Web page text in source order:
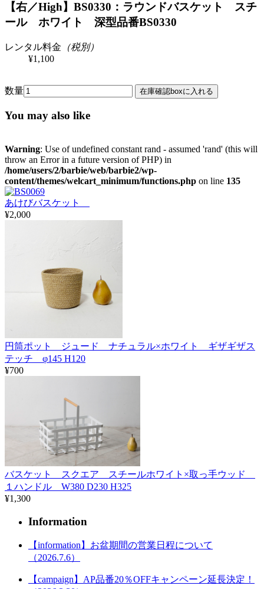
【右／High】BS0330：ラウンドバスケット スチ
ール ホワイト 深型品番BS0330
レンタル料金 （税別）
¥1,100
数量
You may also like
Warning: Use of undefined constant rand - assumed 'rand' (this will
throw an Error in a future version of PHP) in
/home/users/2/barbie/web/barbie2/wp-
content/themes/welcart_minimum/functions.php on line 135
あけびバスケット
¥2,000
円筒ポット ジュード ナチュラル×ホワイト ギザギザス
テッチ φ145 H120
¥700
バスケット スクエア スチールホワイト×取っ手ウッド
１ハンドル W380 D230 H325
¥1,300
Information
【information】お盆期間の営業日程について
（2026.7.6）
【campaign】AP品番20％OFFキャンペーン延長決定！